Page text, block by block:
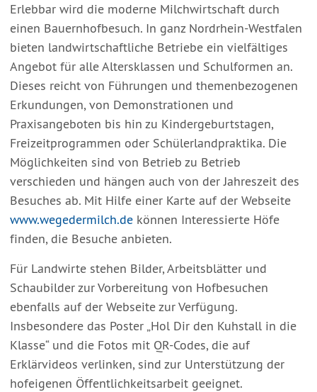
Erlebbar wird die moderne Milchwirtschaft durch
einen Bauernhofbesuch. In ganz Nordrhein-Westfalen
bieten landwirtschaftliche Betriebe ein vielfältiges
Angebot für alle Altersklassen und Schulformen an.
Dieses reicht von Führungen und themenbezogenen
Erkundungen, von Demonstrationen und
Praxisangeboten bis hin zu Kindergeburtstagen,
Freizeitprogrammen oder Schülerlandpraktika. Die
Möglichkeiten sind von Betrieb zu Betrieb
verschieden und hängen auch von der Jahreszeit des
Besuches ab. Mit Hilfe einer Karte auf der Webseite
www.wegedermilch.dekönnen Interessierte Höfe
finden, die Besuche anbieten.
Für Landwirte stehen Bilder, Arbeitsblätter und
Schaubilder zur Vorbereitung von Hofbesuchen
ebenfalls auf der Webseite zur Verfügung.
Insbesondere das Poster „Hol Dir den Kuhstall in die
Klasse“ und die Fotos mit QR-Codes, die auf
Erklärvideos verlinken, sind zur Unterstützung der
hofeigenen Öffentlichkeitsarbeit geeignet.